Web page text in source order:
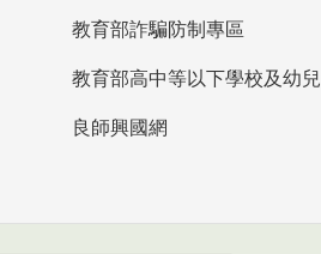
教育部詐騙防制專區
良師興國網